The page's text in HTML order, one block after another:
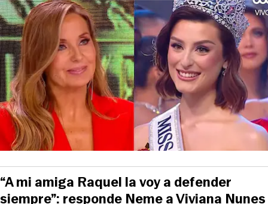
“A mi amiga Raquel la voy a defender
siempre”: responde Neme a Viviana Nunes